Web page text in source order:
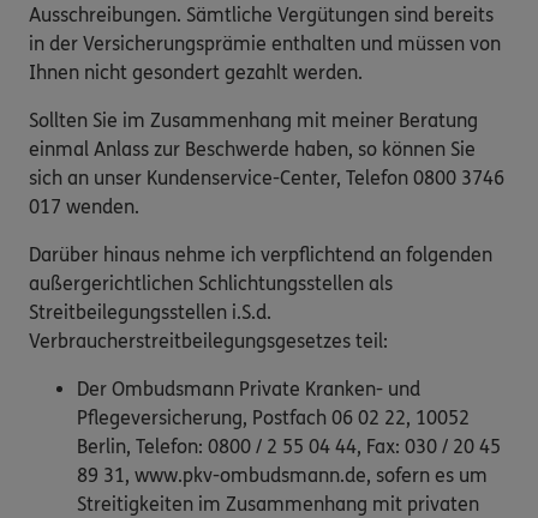
Ausschreibungen. Sämtliche Vergütungen sind bereits
in der Versicherungsprämie enthalten und müssen von
Ihnen nicht gesondert gezahlt werden.
Sollten Sie im Zusammenhang mit meiner Beratung
einmal Anlass zur Beschwerde haben, so können Sie
sich an unser Kundenservice-Center, Telefon 0800 3746
017 wenden.
Darüber hinaus nehme ich verpflichtend an folgenden
außergerichtlichen Schlichtungsstellen als
Streitbeilegungsstellen i.S.d.
Verbraucherstreitbeilegungsgesetzes teil:
Der Ombudsmann Private Kranken- und
Pflegeversicherung, Postfach 06 02 22, 10052
Berlin, Telefon: 0800 / 2 55 04 44, Fax: 030 / 20 45
89 31, www.pkv-ombudsmann.de, sofern es um
Streitigkeiten im Zusammenhang mit privaten